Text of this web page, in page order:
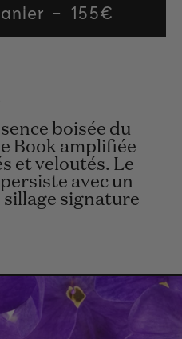
Regular
price
155€
boisée du
Book amplifiée
et veloutés. Le
avec un
signature